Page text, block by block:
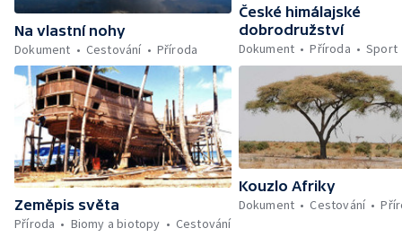
Na vlastní nohy
Dokument
Cestování Příroda
České himálajské
dobrodružství
Dokument
Příroda Sport
Zeměpis světa
Příroda
Biomy a biotopy Cestování
Kouzlo Afriky
Dokument
Cestování